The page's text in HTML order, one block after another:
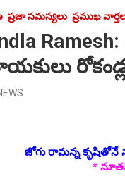
ప్రజా సమస్యలు ప్రముఖ
జోగు రామన్న
*